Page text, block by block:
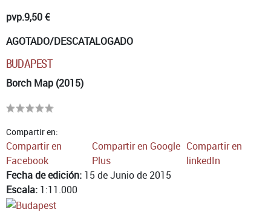
pvp.9,50 €
AGOTADO/DESCATALOGADO
BUDAPEST
Borch Map (2015)
Compartir en:
Compartir en
Facebook
Compartir en Google
Plus
Compartir en
linkedIn
Fecha de edición: 15 de Junio de 2015
Escala: 1:11.000